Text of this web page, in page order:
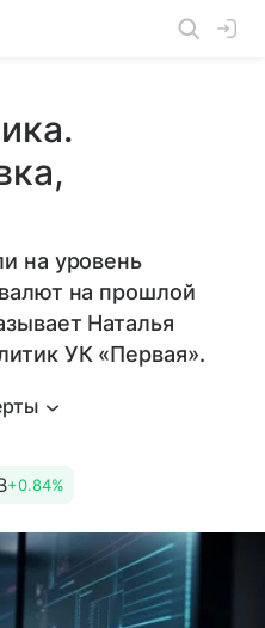
на уровень
на прошлой
Наталья
УК «Первая».
+0.84%